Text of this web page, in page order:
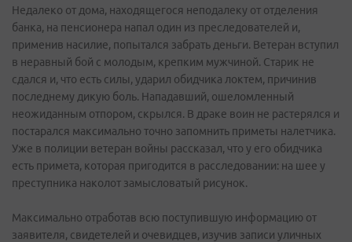
Недалеко от дома, находящегося неподалеку от отделения
банка, на пенсионера напал один из преследователей и,
применив насилие, попытался забрать деньги. Ветеран вступил
в неравный бой с молодым, крепким мужчиной. Старик не
сдался и, что есть силы, ударил обидчика локтем, причинив
последнему дикую боль. Нападавший, ошеломленный
неожиданным отпором, скрылся. В драке воин не растерялся и
постарался максимально точно запомнить приметы налетчика.
Уже в полиции ветеран войны рассказал, что у его обидчика
есть примета, которая пригодится в расследовании: на шее у
преступника наколот замысловатый рисунок.
Максимально отработав всю поступившую информацию от
заявителя, свидетелей и очевидцев, изучив записи уличных